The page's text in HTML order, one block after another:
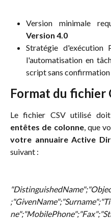
Version minimale
Version 4.0
Stratégie d'exécution
l'automatisation en
script sans confirmation
Format du fichier
Le fichier CSV utilisé
entêtes de colonne, que
votre annuaire Active
suivant :